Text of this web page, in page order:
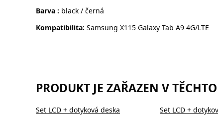
Barva : black / černá
Kompatibilita: Samsung X115 Galaxy Tab A9 4G/LTE
PRODUKT JE ZAŘAZEN V
Set LCD + dotyková deska Set LCD +